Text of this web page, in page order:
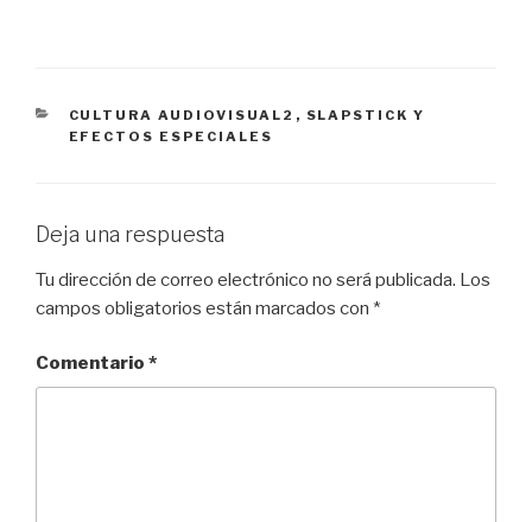
CATEGORÍAS
CULTURA AUDIOVISUAL2 , SLAPSTICK Y
EFECTOS ESPECIALES
Deja una respuesta
Tu dirección de correo electrónico no será publicada. Los
campos obligatorios están marcados con *
Comentario *